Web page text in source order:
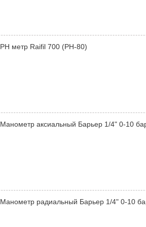
PH метр Raifil 700 (PH-80)
Манометр аксиальный Барьер 1/4" 0-10
Манометр радиальный Барьер 1/4" 0-10